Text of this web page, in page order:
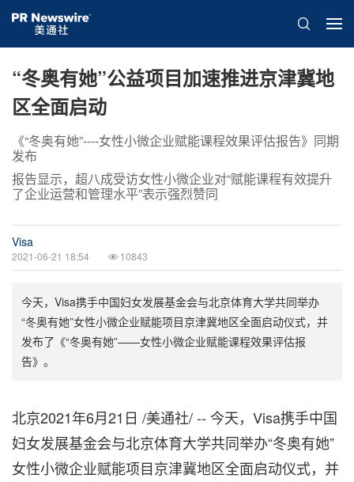
“冬奥有她”公益项目加速推进京津冀地
区全面启动
《“冬奥有她”----女性小微企业赋能课程效果评估报告》同期
发布
报告显示，超八成受访女性小微企业对“赋能课程有效提升
了企业运营和管理水平”表示强烈赞同
Visa
2021-06-21 18:54 10843
今天，Visa携手中国妇女发展基金会与北京体育大学共同举办
“冬奥有她”女性小微企业赋能项目京津冀地区全面启动仪式，并
发布了《“冬奥有她”——女性小微企业赋能课程效果评估报
告》。
北京2021年6月21日 /美通社/ -- 今天，Visa携手中国
妇女发展基金会与北京体育大学共同举办“冬奥有她”
女性小微企业赋能项目京津冀地区全面启动仪式，并